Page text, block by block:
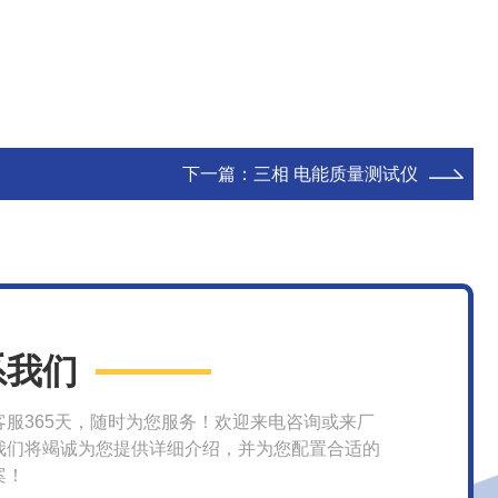
下一篇： 三相 电能质量测试仪
们
服365天，随时为您服务！欢迎来电咨询或来厂
们将竭诚为您提供详细介绍，并为您配置合适的